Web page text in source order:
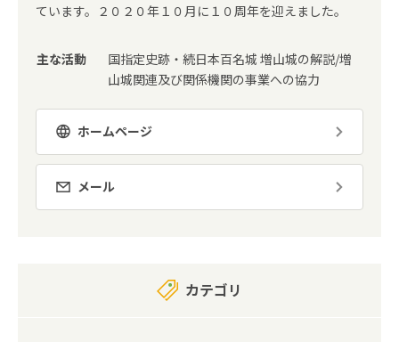
ています。２０２０年１０月に１０周年を迎えました。
主な活動
国指定史跡・続日本百名城 増山城の解説/増
山城関連及び関係機関の事業への協力
ホームページ
メール
カテゴリ